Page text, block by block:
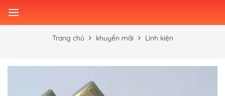
Trang chủ khuyến mãi Linh kiện